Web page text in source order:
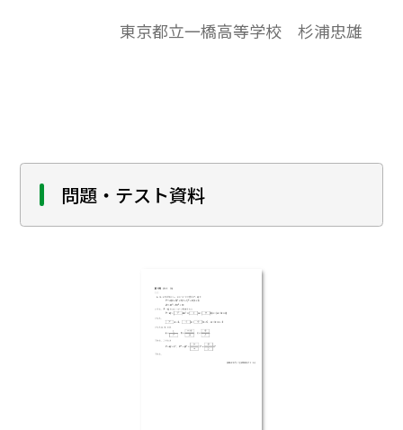
の「十字相乗法」であり，ネット上の数学
リカの教科書では原理は同じだが少し違う
方法・名称を使っていることを発見した。
東京都立一橋高等学校 杉浦忠雄
問題・テスト資料